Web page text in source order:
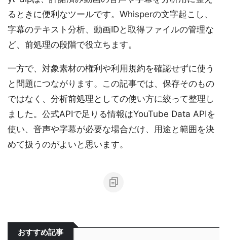
るときに便利なツールです。Whisperの文字起こし、
字幕のテキスト分析、動画IDと取得ファイルの管理な
ど、前処理の段階で役立ちます。
一方で、対象素材の権利や利用規約を確認せずに使う
と問題につながります。この記事では、保存そのもの
ではなく、分析前処理としての使い方に絞って整理し
ました。公式APIで足りる情報はYouTube Data APIを
使い、音声や字幕が必要な場合だけ、用途と範囲を決
めて扱うのがよいと思います。
おすすめ記事